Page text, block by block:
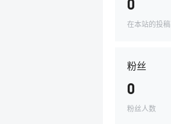
0
在本站的投稿
粉丝
0
粉丝人数